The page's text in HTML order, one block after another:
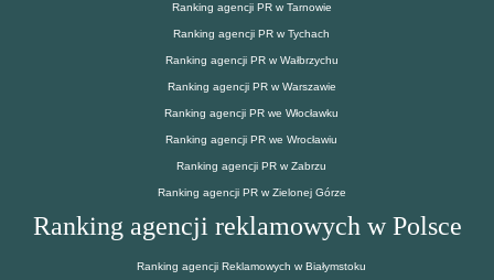
Ranking agencji PR w Tarnowie
Ranking agencji PR w Tychach
Ranking agencji PR w Wałbrzychu
Ranking agencji PR w Warszawie
Ranking agencji PR we Włocławku
Ranking agencji PR we Wrocławiu
Ranking agencji PR w Zabrzu
Ranking agencji PR w Zielonej Górze
Ranking agencji reklamowych w Polsce
Ranking agencji Reklamowych w Białymstoku